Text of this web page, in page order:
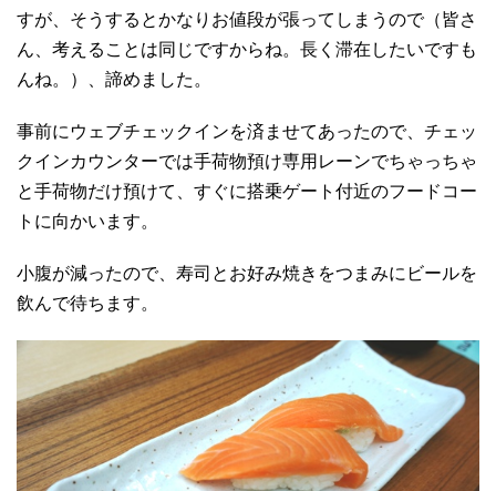
すが、そうするとかなりお値段が張ってしまうので（皆さ
ん、考えることは同じですからね。長く滞在したいですも
んね。）、諦めました。
事前にウェブチェックインを済ませてあったので、チェッ
クインカウンターでは手荷物預け専用レーンでちゃっちゃ
と手荷物だけ預けて、すぐに搭乗ゲート付近のフードコー
トに向かいます。
小腹が減ったので、寿司とお好み焼きをつまみにビールを
飲んで待ちます。